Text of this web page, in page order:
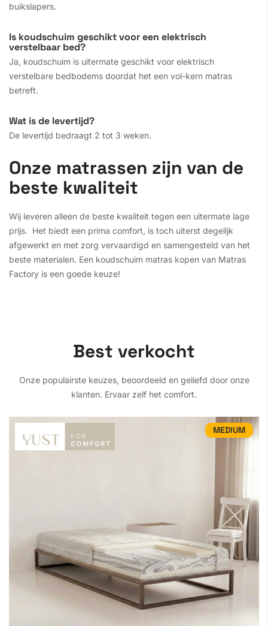
buikslapers.
Is koudschuim geschikt voor een elektrisch
verstelbaar bed?
Ja, koudschuim is uitermate geschikt voor elektrisch
verstelbare bedbodems doordat het een vol-kern matras
betreft.
Wat is de levertijd?
De levertijd bedraagt 2 tot 3 weken.
Onze matrassen zijn van de
beste kwaliteit
Wij leveren alleen de beste kwaliteit tegen een uitermate lage
prijs. Het biedt een prima comfort, is toch uiterst degelijk
afgewerkt en met zorg vervaardigd en samengesteld van het
beste materialen. Een koudschuim matras kopen van Matras
Factory is een goede keuze!
Best verkocht
Onze populairste keuzes, beoordeeld en geliefd door onze
klanten. Ervaar zelf het comfort.
MEDIUM